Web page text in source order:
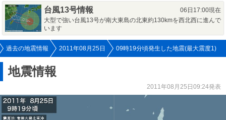
台風13号情報
06日17:00現在
大型で強い台風13号が南大東島の北東約130kmを西北西に進んで
います
過去の地震情報 2011年08月25日 09時19分頃発生した地震(最大震度1)
地震情報
2011年08月25日09:24発表